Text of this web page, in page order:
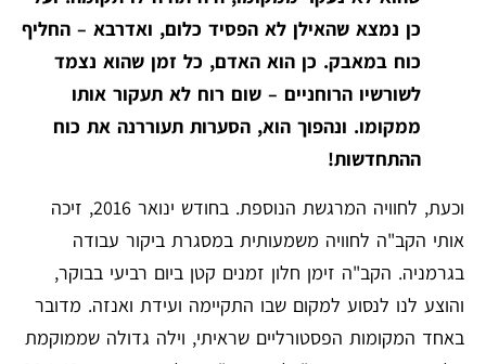
כן נמצא שהאילן לא הפסיד כלום, ואדרבא – החליף
כוח במאבק. כן הוא האדם, כל זמן שהוא נצמד
לשורשיו הרוחניים – שום רוח לא תעקור אותו
ממקומו. ונהפוך הוא, הסערות תעוררנה את כוח
ההתחדשות!
וכעת, לחוויה המרגשת הנוספת. בחודש ינואר 2016, זיכה
אותי הקב"ה לחוויה משמעותית במסגרת ביקור עבודה
בגרמניה. הקב"ה זימן חלון זמנים קטן ביום רביעי בבוקר,
והוצע לנו לנסוע למקום שבו התקיימה ועידת ואנזה. מדובר
באחד המקומות הפסטורליים שראיתי, וילה גדולה שממוקמת